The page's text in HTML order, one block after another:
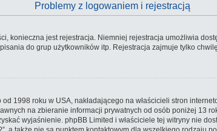
Problemy z logowaniem i rejestracją
konieczna jest rejestracja. Niemniej rejestracja umożliwia
do grup użytkowników itp. Rejestracja zajmuje tylko
1998 roku w USA, nakładającego na właścicieli stron
na zbieranie informacji prywatnych od osób poniżej 13
wyjaśnienie. phpBB Limited i właściciele tej witryny nie